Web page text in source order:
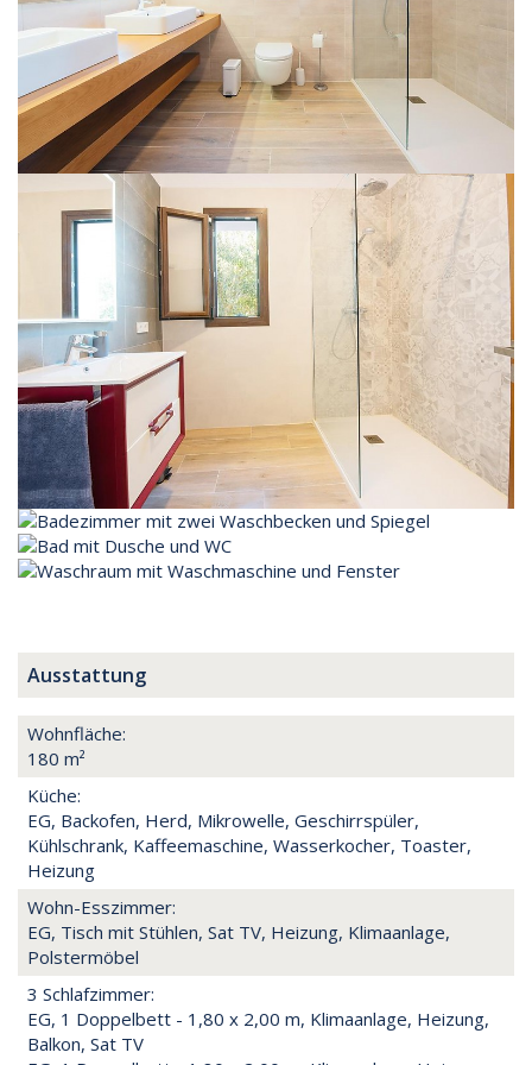
Ausstattung
Wohnfläche:
180 m²
Küche:
EG, Backofen, Herd, Mikrowelle, Geschirrspüler,
Kühlschrank, Kaffeemaschine, Wasserkocher, Toaster,
Heizung
Wohn-Esszimmer:
EG, Tisch mit Stühlen, Sat TV, Heizung, Klimaanlage,
Polstermöbel
3 Schlafzimmer:
EG, 1 Doppelbett - 1,80 x 2,00 m, Klimaanlage, Heizung,
Balkon, Sat TV